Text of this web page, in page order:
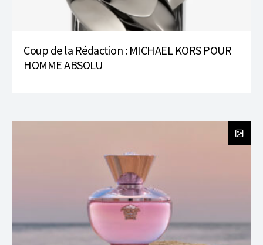
Coup de la Rédaction : MICHAEL KORS POUR
HOMME ABSOLU